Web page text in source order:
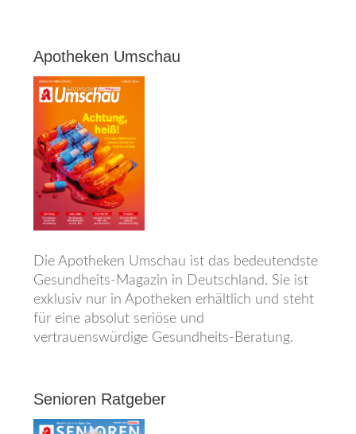
Apotheken Umschau
Die Apotheken Umschau ist das bedeutendste
Gesundheits-Magazin in Deutschland. Sie ist
exklusiv nur in Apotheken erhältlich und steht
für eine absolut seriöse und
vertrauenswürdige Gesundheits-Beratung.
Senioren Ratgeber